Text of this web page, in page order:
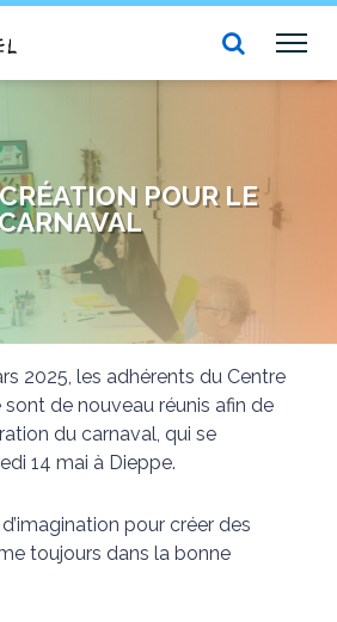
culturel l'Archipel
POUR LE
2025, les adhérents du Centre
sont de nouveau réunis afin de
du carnaval, qui se
14 mai à Dieppe.
pour créer des
toujours dans la bonne